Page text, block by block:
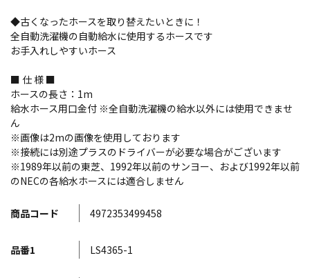
商品コード 4972353499458
品番1 LS4365-1
◆古くなったホースを取り替えたいときに！
全自動洗濯機の自動給水に使用するホースです
お手入れしやすいホース
■ 仕 様 ■
ホースの長さ：1m
給水ホース用口金付 ※全自動洗濯機の給水以外には使用できませ
ん
※画像は2mの画像を使用しております
※接続には別途プラスのドライバーが必要な場合がございます
※1989年以前の東芝、1992年以前のサンヨー、および1992年以前
のNECの各給水ホースには適合しません